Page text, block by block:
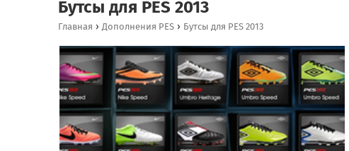
Бутсы для PES 2013
Главная › Дополнения PES › Бутсы для PES 2013